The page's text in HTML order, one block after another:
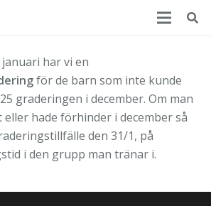
har vi en
för de barn som inte kunde
graderingen i december. Om man
hade förhinder i december så
den 31/1, på
i den grupp man tränar i.